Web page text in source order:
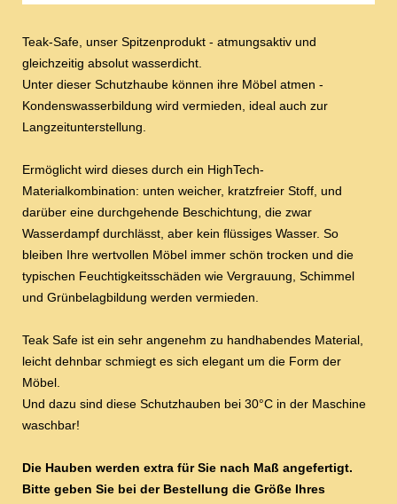
Teak-Safe, unser Spitzenprodukt - atmungsaktiv und
gleichzeitig absolut wasserdicht.
Unter dieser Schutzhaube können ihre Möbel atmen -
Kondenswasserbildung wird vermieden, ideal auch zur
Langzeitunterstellung.
Ermöglicht wird dieses durch ein HighTech-
Materialkombination: unten weicher, kratzfreier Stoff, und
darüber eine durchgehende Beschichtung, die zwar
Wasserdampf durchlässt, aber kein flüssiges Wasser. So
bleiben Ihre wertvollen Möbel immer schön trocken und die
typischen Feuchtigkeitsschäden wie Vergrauung, Schimmel
und Grünbelagbildung werden vermieden.
Teak Safe ist ein sehr angenehm zu handhabendes Material,
leicht dehnbar schmiegt es sich elegant um die Form der
Möbel.
Und dazu sind diese Schutzhauben bei 30°C in der Maschine
waschbar!
Die Hauben werden extra für Sie nach Maß angefertigt.
Bitte geben Sie bei der Bestellung die Größe Ihres